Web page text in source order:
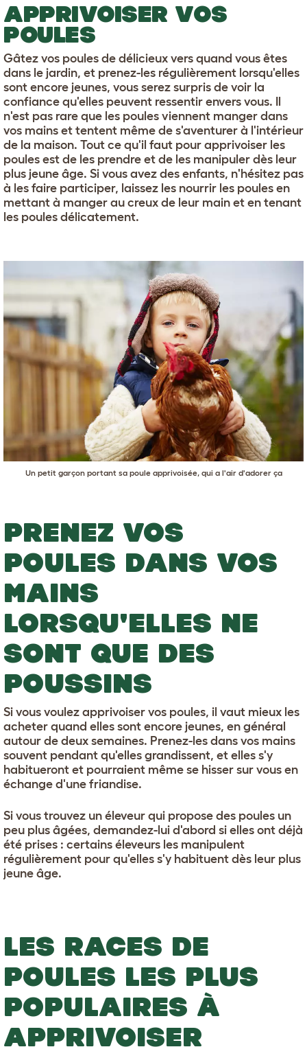
APPRIVOISER VOS
POULES
Gâtez vos poules de délicieux vers quand vous êtes
dans le jardin, et prenez-les régulièrement lorsqu'elles
sont encore jeunes, vous serez surpris de voir la
confiance qu'elles peuvent ressentir envers vous. Il
n'est pas rare que les poules viennent manger dans
vos mains et tentent même de s'aventurer à l'intérieur
de la maison. Tout ce qu'il faut pour apprivoiser les
poules est de les prendre et de les manipuler dès leur
plus jeune âge. Si vous avez des enfants, n'hésitez pas
à les faire participer, laissez les nourrir les poules en
mettant à manger au creux de leur main et en tenant
les poules délicatement.
Un petit garçon portant sa poule apprivoisée, qui a l'air d'adorer ça
PRENEZ VOS
POULES DANS VOS
MAINS
LORSQU'ELLES NE
SONT QUE DES
POUSSINS
Si vous voulez apprivoiser vos poules, il vaut mieux les
acheter quand elles sont encore jeunes, en général
autour de deux semaines. Prenez-les dans vos mains
souvent pendant qu'elles grandissent, et elles s'y
habitueront et pourraient même se hisser sur vous en
échange d'une friandise.
Si vous trouvez un éleveur qui propose des poules un
peu plus âgées, demandez-lui d'abord si elles ont déjà
été prises : certains éleveurs les manipulent
régulièrement pour qu'elles s'y habituent dès leur plus
jeune âge.
LES RACES DE
POULES LES PLUS
POPULAIRES À
APPRIVOISER